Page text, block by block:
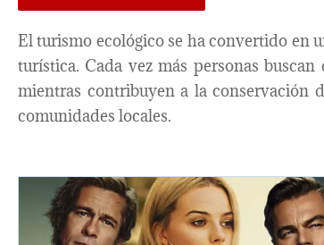
El turismo ecológico se ha convertido en
turística. Cada vez más personas
mientras contribuyen a la conservación
comunidades locales.